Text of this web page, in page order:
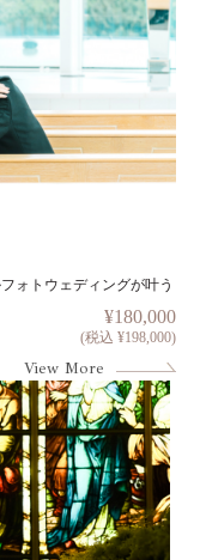
ォトウェディングが叶う
¥180,000
(税込 ¥198,000)
View More